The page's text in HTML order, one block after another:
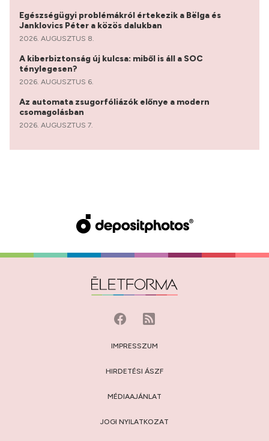
Egészségügyi problémákról értekezik a Bëlga és
Janklovics Péter a közös dalukban
2026. AUGUSZTUS 8.
A kiberbiztonság új kulcsa: miből is áll a SOC
ténylegesen?
2026. AUGUSZTUS 6.
Az automata zsugorfóliázók előnye a modern
csomagolásban
2026. AUGUSZTUS 7.
IMPRESSZUM
HIRDETÉSI ÁSZF
MÉDIAAJÁNLAT
JOGI NYILATKOZAT